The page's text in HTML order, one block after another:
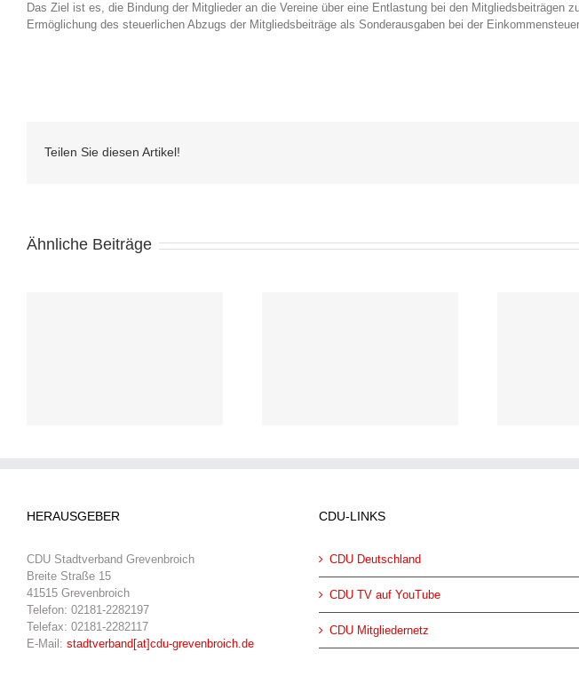
Das Ziel ist es, die Bindung der Mitglieder an die Vereine über eine Entlastung bei den
Ermöglichung des steuerlichen Abzugs der Mitgliedsbeiträge als Sonderausgaben bei der
Teilen Sie diesen Artikel!
Ähnliche Beiträge
HERAUSGEBER
CDU Stadtverband Grevenbroich
Breite Straße 15
41515 Grevenbroich
Telefon: 02181-2282197
Telefax: 02181-2282117
E-Mail: stadtverband[at]cdu-grevenbroich.de
CDU-LINKS
CDU Deutschland
CDU TV auf YouTube
CDU Mitgliedernetz